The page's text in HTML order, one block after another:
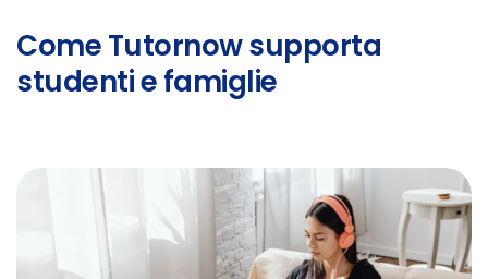
Come Tutornow supporta
studenti e famiglie